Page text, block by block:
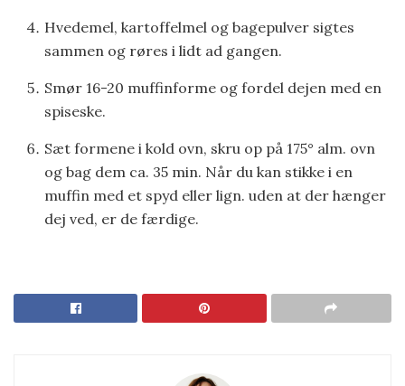
Hvedemel, kartoffelmel og bagepulver sigtes
sammen og røres i lidt ad gangen.
Smør 16-20 muffinforme og fordel dejen med en
spiseske.
Sæt formene i kold ovn, skru op på 175° alm. ovn
og bag dem ca. 35 min. Når du kan stikke i en
muffin med et spyd eller lign. uden at der hænger
dej ved, er de færdige.